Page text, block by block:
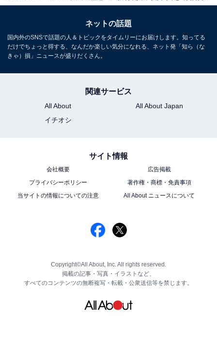
ネットの話題
国内外のSNSで話題の人＆トピックをタイムリーにお届けします。知ってる
だけでちょっと得する、なんだか楽しい気分になれる、ネット発「知ら（な
きゃ）損」ニュースが盛りだくさん。
関連サービス
All About
All About Japan
イチオシ
サイト情報
会社概要
広告掲載
プライバシーポリシー
著作権・商標・免責事項
当サイトの情報についての注意
All About ニュースについて
Copyright©All About, Inc. All rights reserved.
掲載の記事・写真・イラストなど、
すべてのコンテンツの無断複写・転載・公衆送信等を禁じます。